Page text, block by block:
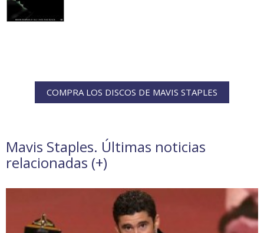
COMPRA LOS DISCOS DE MAVIS STAPLES
Mavis Staples. Últimas noticias
relacionadas (+)